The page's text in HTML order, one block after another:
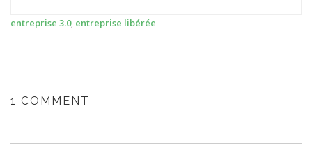
entreprise 3.0, entreprise libérée
1 COMMENT